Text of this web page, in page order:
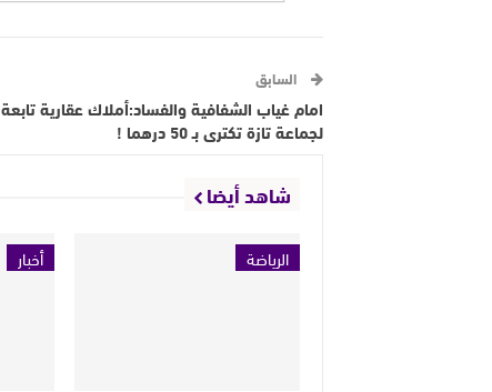
السابق
امام غياب الشفافية والفساد:أملاك عقارية تابعة
لجماعة تازة تكترى بـ 50 درهما !
شاهد أيضا
الرياضة أخبار